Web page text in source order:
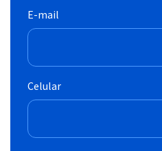
E-mail
Celular